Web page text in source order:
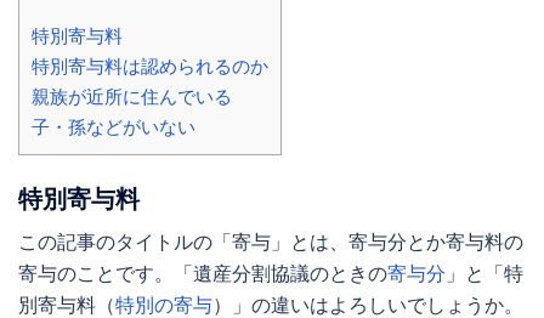
特別寄与料
特別寄与料は認められるのか
親族が近所に住んでいる
子・孫などがいない
特別寄与料
この記事のタイトルの「寄与」とは、寄与分とか寄与料の
寄与のことです。「遺産分割協議のときの寄与分 」と「特
別寄与料（特別の寄与）」の違いはよろしいでしょうか。